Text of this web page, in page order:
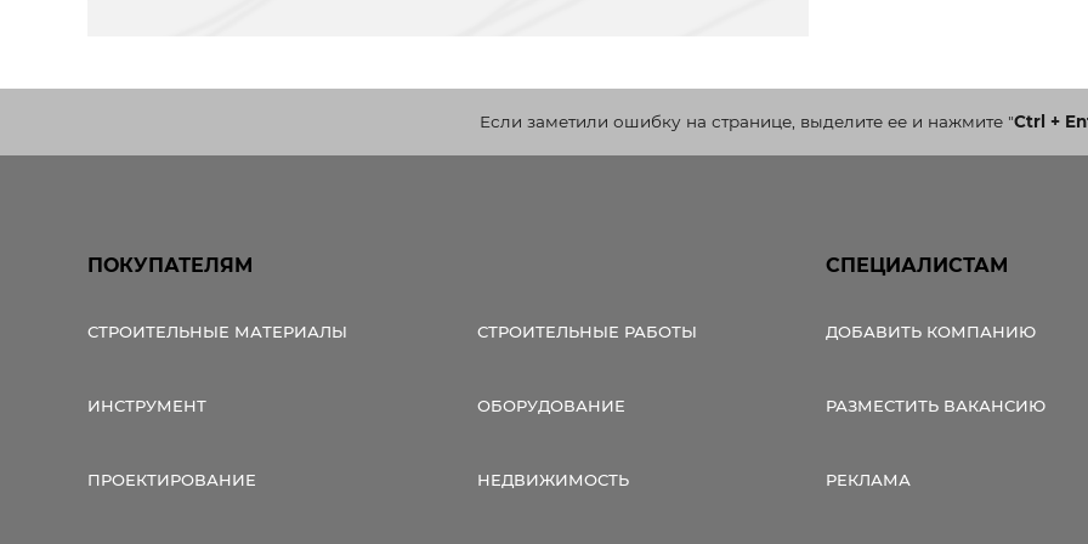
Если заметили ошибку на странице, выделите ее и нажмите"Ctrl +
ПОКУПАТЕЛЯМ
СТРОИТЕЛЬНЫЕ МАТЕРИАЛЫ СТРОИТЕЛЬНЫЕ РАБОТЫ
ИНСТРУМЕНТ ОБОРУДОВАНИЕ
ПРОЕКТИРОВАНИЕ НЕДВИЖИМОСТЬ
СПЕЦИАЛИСТАМ
ДОБАВИТЬ КОМПАНИЮ
РАЗМЕСТИТЬ ВАКАНСИЮ
РЕКЛАМА